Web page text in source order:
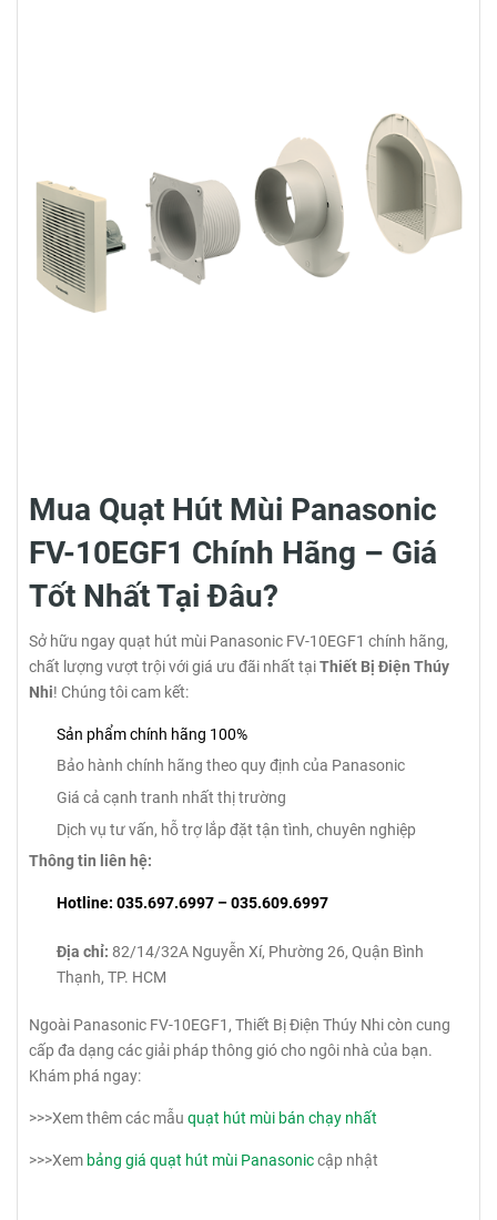
Mua Quạt Hút Mùi Panasonic
FV-10EGF1 Chính Hãng – Giá
Tốt Nhất Tại Đâu?
Sở hữu ngay quạt hút mùi Panasonic FV-10EGF1 chính hãng,
chất lượng vượt trội với giá ưu đãi nhất tạiThiết Bị Điện Thúy
Nhi! Chúng tôi cam kết:
Sản phẩm chính hãng 100%
Bảo hành chính hãng theo quy định của Panasonic
Giá cả cạnh tranh nhất thị trường
Dịch vụ tư vấn, hỗ trợ lắp đặt tận tình, chuyên nghiệp
Thông tin liên hệ:
Hotline: 035.697.6997 – 035.609.6997
Địa chỉ: 82/14/32A Nguyễn Xí, Phường 26, Quận Bình
Thạnh, TP. HCM
Ngoài Panasonic FV-10EGF1, Thiết Bị Điện Thúy Nhi còn cung
cấp đa dạng các giải pháp thông gió cho ngôi nhà của bạn.
Khám phá ngay:
>>>Xem thêm các mẫu quạt hút mùi bán chạy nhất
>>>Xem bảng giá quạt hút mùi Panasoniccập nhật